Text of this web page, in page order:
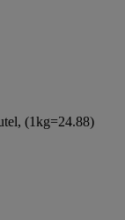
(1kg=24.88)